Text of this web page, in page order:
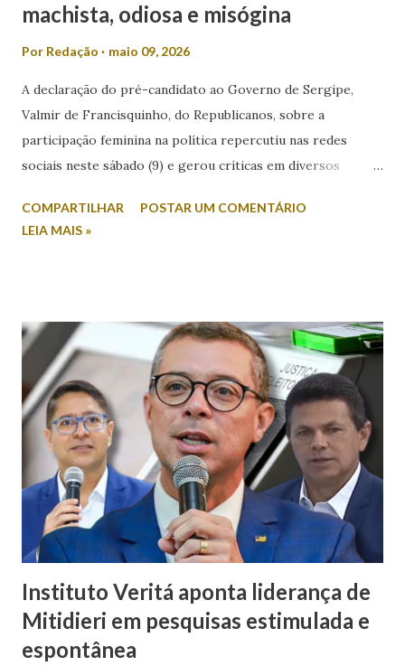
machista, odiosa e misógina
Por Redação maio 09, 2026
A declaração do pré-candidato ao Governo de Sergipe,
Valmir de Francisquinho, do Republicanos, sobre a
participação feminina na política repercutiu nas redes
sociais neste sábado (9) e gerou críticas em diversos
Itabaiana FM, Valmir foi questionado sobre a possibilidade
declaração como machista e misógina. Por meio das redes
sociais, Laís afirmou que discursos desse tipo contribuem
para o desrespeito e a exclusão das mulheres dos espaços
de poder. “Em meio a muitos casos de feminicídio,
misoginia e desrespeito, tem pré-candidato espalhando
machismo com as mulheres. Mulher em política, esqueça! É
isso que Valmir de Francisquinho disse ao ser questionado
se a sua mulher poderia ser uma...
COMPARTILHAR
POSTAR UM COMENTÁRIO
LEIA MAIS »
Instituto Veritá aponta liderança de
Mitidieri em pesquisas estimulada e
espontânea